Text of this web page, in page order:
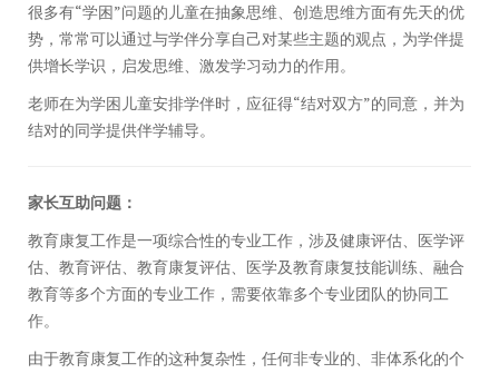
很多有“学困”问题的儿童在抽象思维、创造思维方面有先天的优
势，常常可以通过与学伴分享自己对某些主题的观点，为学伴提
供增长学识，启发思维、激发学习动力的作用。
老师在为学困儿童安排学伴时，应征得“结对双方”的同意，并为
结对的同学提供伴学辅导。
家长互助问题：
教育康复工作是一项综合性的专业工作，涉及健康评估、医学评
估、教育评估、教育康复评估、医学及教育康复技能训练、融合
教育等多个方面的专业工作，需要依靠多个专业团队的协同工
作。
由于教育康复工作的这种复杂性，任何非专业的、非体系化的个